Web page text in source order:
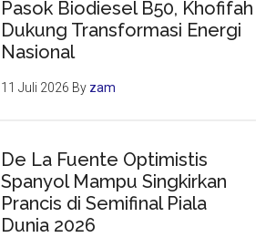
Pasok Biodiesel B50, Khofifah
Dukung Transformasi Energi
Nasional
11 Juli 2026 By zam
De La Fuente Optimistis
Spanyol Mampu Singkirkan
Prancis di Semifinal Piala
Dunia 2026